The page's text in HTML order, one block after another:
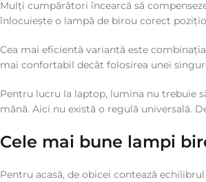
Mulți cumpărători încearcă să
înlocuiește o lampă de birou corect
Cea mai eficientă variantă este
mai confortabil decât folosirea unei
Pentru lucru la laptop, lumina nu trebuie
mână. Aici nu există o regulă universală.
Cele mai bune lampi
Pentru acasă, de obicei contează